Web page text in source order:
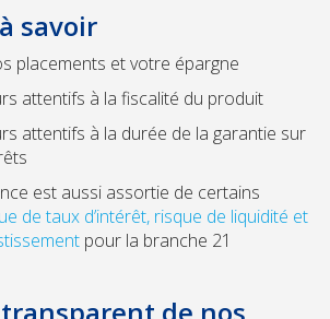
savoir
placements et votre épargne
attentifs à la fiscalité du produit
attentifs à la durée de la garantie sur
est aussi assortie de certains
de taux d’intérêt, risque de liquidité et
pour la branche 21